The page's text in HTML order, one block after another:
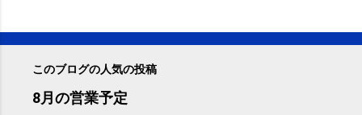
このブログの人気の投稿
8月の営業予定